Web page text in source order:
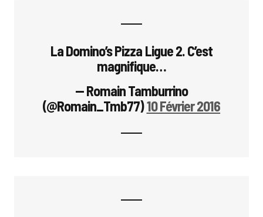
La Domino’s Pizza Ligue 2. C’est
magnifique…
— Romain Tamburrino
(@Romain_Tmb77)10 Février 2016